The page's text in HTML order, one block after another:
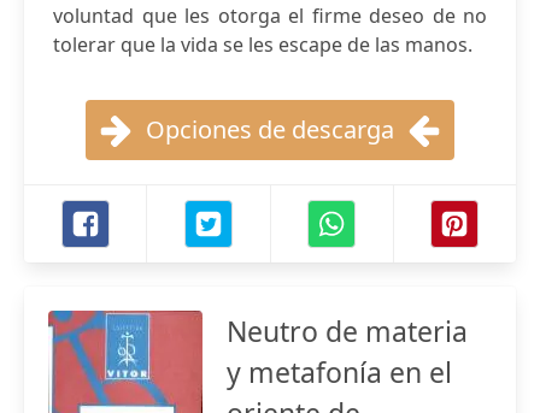
voluntad que les otorga el firme deseo de no
tolerar que la vida se les escape de las manos.
Opciones de descarga
Neutro de materia
y metafonía en el